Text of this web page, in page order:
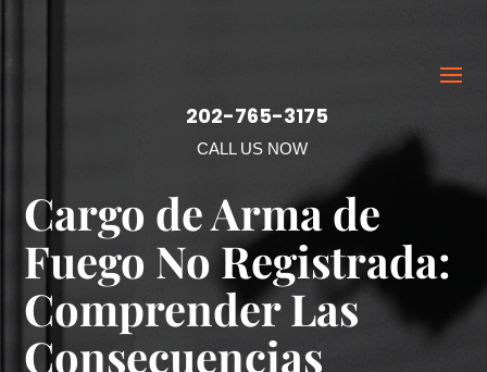
202-765-3175
CALL US NOW
Cargo de Arma de
Fuego No Registrada:
Comprender Las
Consecuencias